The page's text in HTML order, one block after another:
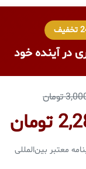
در آینده خود
تومان
معتبر بین‌المللی